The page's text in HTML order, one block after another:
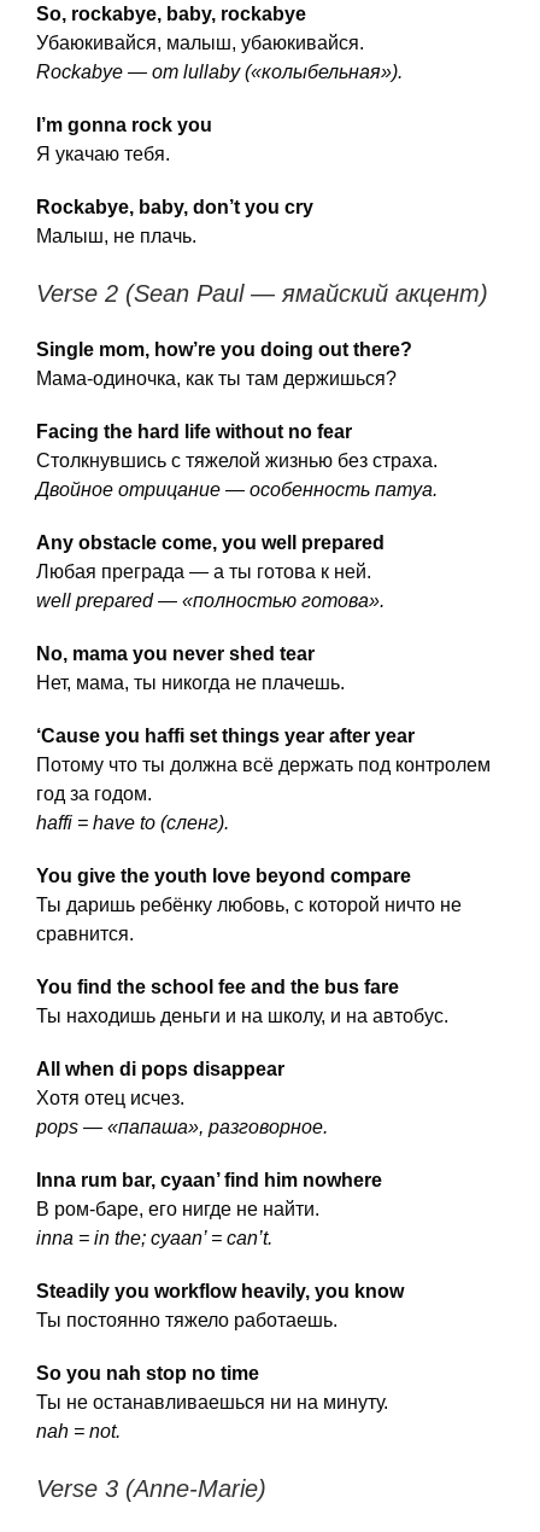
So, rockabye, baby, rockabye
Убаюкивайся, малыш, убаюкивайся.
Rockabye — от lullaby («колыбельная»).
I’m gonna rock you
Я укачаю тебя.
Rockabye, baby, don’t you cry
Малыш, не плачь.
Verse 2 (Sean Paul — ямайский акцент)
Single mom, how’re you doing out there?
Мама-одиночка, как ты там держишься?
Facing the hard life without no fear
Столкнувшись с тяжелой жизнью без страха.
Двойное отрицание — особенность патуа.
Any obstacle come, you well prepared
Любая преграда — а ты готова к ней.
well prepared — «полностью готова».
No, mama you never shed tear
Нет, мама, ты никогда не плачешь.
‘Cause you haffi set things year after year
Потому что ты должна всё держать под контролем
год за годом.
haffi = have to (сленг).
You give the youth love beyond compare
Ты даришь ребёнку любовь, с которой ничто не
сравнится.
You find the school fee and the bus fare
Ты находишь деньги и на школу, и на автобус.
All when di pops disappear
Хотя отец исчез.
pops — «папаша», разговорное.
Inna rum bar, cyaan’ find him nowhere
В ром-баре, его нигде не найти.
inna = in the; cyaan’ = can’t.
Steadily you workflow heavily, you know
Ты постоянно тяжело работаешь.
So you nah stop no time
Ты не останавливаешься ни на минуту.
nah = not.
Verse 3 (Anne-Marie)